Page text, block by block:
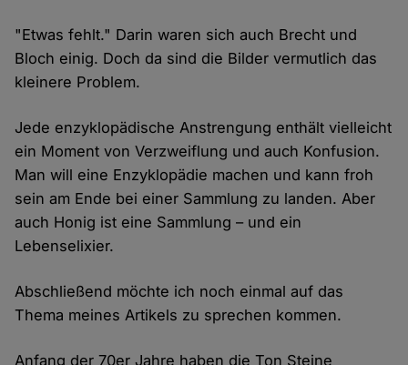
"Etwas fehlt." Darin waren sich auch Brecht und
Bloch einig. Doch da sind die Bilder vermutlich das
kleinere Problem.
Jede enzyklopädische Anstrengung enthält vielleicht
ein Moment von Verzweiflung und auch Konfusion.
Man will eine Enzyklopädie machen und kann froh
sein am Ende bei einer Sammlung zu landen. Aber
auch Honig ist eine Sammlung – und ein
Lebenselixier.
Abschließend möchte ich noch einmal auf das
Thema meines Artikels zu sprechen kommen.
Anfang der 70er Jahre haben die Ton Steine